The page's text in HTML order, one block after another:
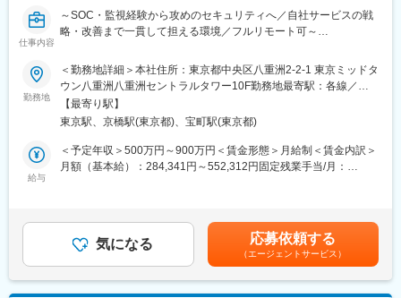
■キャリアステップ：
まずは不公正取引や業務モニタリングの対応をお願いする予定で
す。その後、各種法令やコンプライアンス意識浸透のための研修
す。
■当ポジションの魅力：
業務では当該部署内だけでなく、社内横断的にコンプライアンス
そのため会社全体をコンプライアンス面から支えている実感が持
て、やりがいを感じる仕事となっております。
よって、"マネーのインターネット化"が始まり、世界的にお金を取
り巻く不公平・不便が解消されると言われています。
この技術を応用し様々なサービスを提供することで、時代の進歩
に貢献することを志しています。
仕事内容
～SOC・監視経験から攻めのセキュリティへ／自社サービスの戦
略・改善まで一貫して担える環境／フルリモート可～
■業務内容：
【主にお任せしたいこと】
◇暗号資産取引所システムや社内システム・ネットワークの堅牢
化
◇機械学習やAIといった新技術を取り入れた検知システムの導
入、ログ分析
◇脅威インテリジェンスの活用やOSINTによる調査活動等の攻め
ッシング対応、インシデント対応、CSIRT運用
◇IT統制対応、規定・マニュアル整備、社内教育・訓練、セキュ
勤務地
＜勤務地詳細＞本社住所：東京都中央区八重洲2-2-1 東京ミッドタ
ウン八重洲八重洲セントラルタワー10F勤務地最寄駅：各線／五
反田駅受動喫煙対策：屋内全面禁煙変更の範囲：会社の定める事
業所（リモートワーク含む）
【最寄り駅】
東京駅、京橋駅(東京都)、宝町駅(東京都)
給与
＜予定年収＞500万円～900万円＜賃金形態＞月給制＜賃金内訳＞
月額（基本給）：284,341円～552,312円固定残業手当/月：
給与詳細は、経験等を考慮し決定します。※業績賞与あり賃金はあ
くまでも目安の金額であり、選考を通じて上下する可能性があり
ます。月給(月額)は固定手当を含めた表記です。
気になる 応募依頼する
（エージェントサービス）